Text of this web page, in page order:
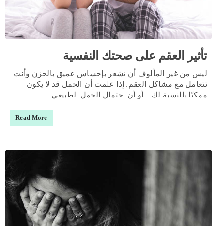
تأثير العقم على صحتك النفسية
ليس من غير المألوف أن تشعر بإحساس عميق بالحزن وأنت
تتعامل مع مشاكل العقم. إذا علمت أن الحمل قد لا يكون
ممكنًا بالنسبة لك – أو أن احتمال الحمل الطبيعي...
Read More